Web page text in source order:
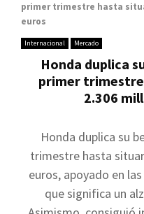
primer trimestre hasta
euros
Internacional Mercado
Honda duplica
primer
2.306
Honda duplica su
trimestre hasta
euros, apoyado en
que significa un